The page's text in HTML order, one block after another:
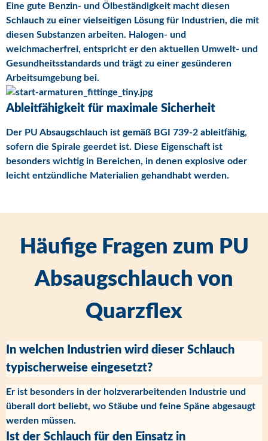
Eine gute Benzin- und Ölbeständigkeit macht diesen
Schlauch zu einer vielseitigen Lösung für Industrien, die mit
diesen Substanzen arbeiten. Halogen- und
weichmacherfrei, entspricht er den aktuellen Umwelt- und
Gesundheitsstandards und trägt zu einer gesünderen
Arbeitsumgebung bei.
Ableitfähigkeit für maximale Sicherheit
Der PU Absaugschlauch ist gemäß BGI 739-2 ableitfähig,
sofern die Spirale geerdet ist. Diese Eigenschaft ist
besonders wichtig in Bereichen, in denen explosive oder
leicht entzündliche Materialien gehandhabt werden.
Häufige Fragen zum PU
Absaugschlauch von
Quarzflex
In welchen Industrien wird dieser Schlauch
typischerweise eingesetzt?
Er ist besonders in der holzverarbeitenden Industrie und
überall dort beliebt, wo Stäube und feine Späne abgesaugt
werden müssen.
Ist der Schlauch für den Einsatz in